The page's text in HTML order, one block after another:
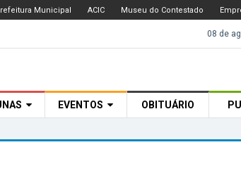
Municipal ACIC Museu do Contestado
08 de
EVENTOS OBITUÁRIO